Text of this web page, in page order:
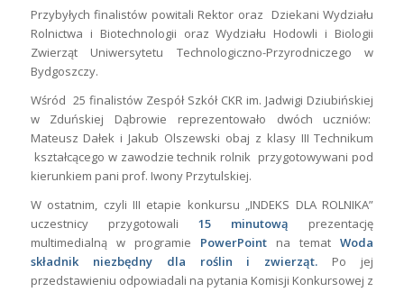
Przybyłych finalistów powitali Rektor oraz Dziekani Wydziału
Rolnictwa i Biotechnologii oraz Wydziału Hodowli i Biologii
Zwierząt Uniwersytetu Technologiczno-Przyrodniczego w
Bydgoszczy.
Wśród 25 finalistów Zespół Szkół CKR im. Jadwigi Dziubińskiej
w Zduńskiej Dąbrowie reprezentowało dwóch uczniów:
Mateusz Dałek i Jakub Olszewski obaj z klasy III Technikum
kształcącego w zawodzie technik rolnik przygotowywani pod
kierunkiem pani prof. Iwony Przytulskiej.
W ostatnim, czyli III etapie konkursu „INDEKS DLA ROLNIKA”
uczestnicy przygotowali 15 minutową prezentację
multimedialną w programie PowerPoint na tematWoda
składnik niezbędny dla roślin i zwierząt. Po jej
przedstawieniu odpowiadali na pytania Komisji Konkursowej z